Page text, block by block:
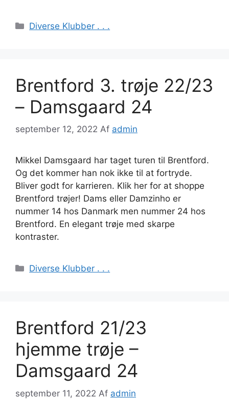
Kategorier
Diverse Klubber . . .
Brentford 3. trøje 22/23
– Damsgaard 24
september 12, 2022 Af admin
Mikkel Damsgaard har taget turen til Brentford.
Og det kommer han nok ikke til at fortryde.
Bliver godt for karrieren. Klik her for at shoppe
Brentford trøjer! Dams eller Damzinho er
nummer 14 hos Danmark men nummer 24 hos
Brentford. En elegant trøje med skarpe
kontraster.
Kategorier
Diverse Klubber . . .
Brentford 21/23
hjemme trøje –
Damsgaard 24
september 11, 2022 Af admin